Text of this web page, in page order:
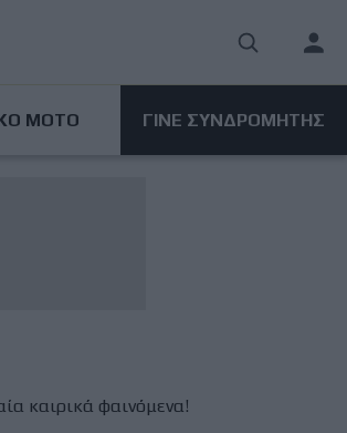
User
ΜΟΤΟ ΓΙΝΕ ΣΥΝΔΡΟΜΗΤΗΣ
καιρικά φαινόμενα!